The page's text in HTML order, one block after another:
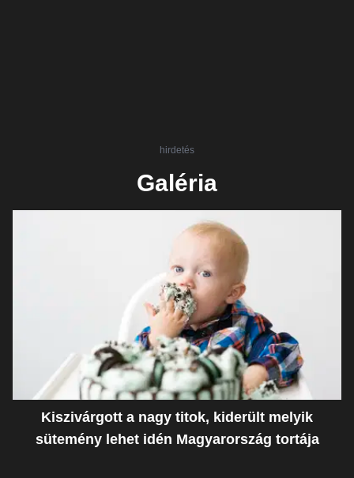
hirdetés
Galéria
Kiszivárgott a nagy titok, kiderült melyik
sütemény lehet idén Magyarország tortája